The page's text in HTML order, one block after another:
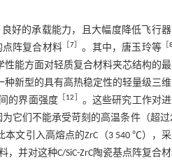
好的承载能力，且大幅度降低飞行
阵复合材料 ［7 。其中，唐玉玲等 ［8
性能方面对轻质复合材料夹芯结构的
种新型的具有高热稳定性的轻量级三
的界面强度
12
。这些研究工作对
它们不能承受苛刻的高温条件（超过
本文引入高熔点的ZrC（3 540 ℃），
，并对这种C/SiC-ZrC陶瓷基点阵复合